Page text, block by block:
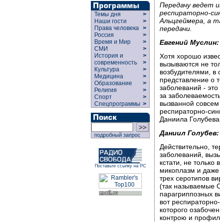
Темы дня
>
Наши гости
>
Права человека >
Россия
>
Время и Мир
>
СМИ
>
История и
современность
>
>
Культура
>
Медицина
>
Образование
>
Религия
>
Спорт
>
Спецпрограммы >
подробный запрос
Поставьте ссылку на РС
Передачу ведет
респираторно-
Альцгеймера, а
передачи.
Евгений Муслин:
Хотя хорошо
вызываются не
возбудителями, в
представление о
заболеваний -
за
вызванной
респираторно-
Даниила
Даниил Голубев:
Действительно,
заболеваний,
кстати, не только
микоплазм и даже
трех серотипов
(так называемые
парагриппозных
вот
которого
контрою и